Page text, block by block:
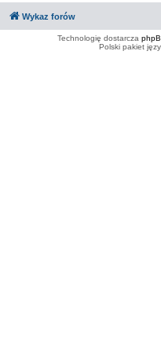
Wykaz forów
Technologię dostarcza
Polski pakiet